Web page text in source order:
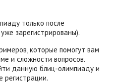
только после
зарегистрированы).
которые помогут вам
и сложности вопросов.
данную блиц-олимпиаду и
регистрации.